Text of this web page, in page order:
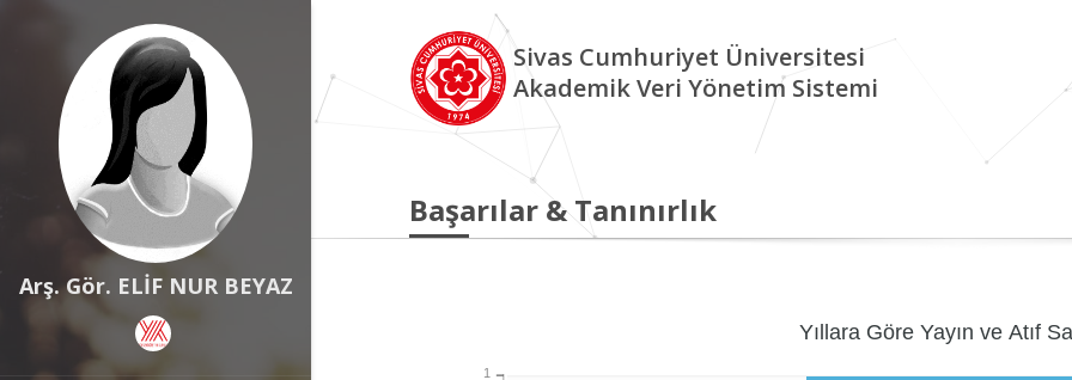
Arş. Gör. ELİF NUR BEYAZ
Sivas Cumhuriyet Üniversitesi
Akademik Veri Yönetim Sistemi
Başarılar & Tanınırlık
Yıllara Göre Yayın ve Atıf
1